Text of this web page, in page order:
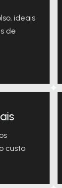
ideais
de
custo